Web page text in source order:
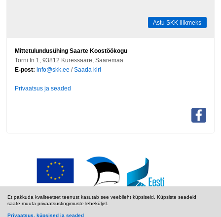
Et pakkuda kvaliteetset teenust kasutab see veebileht küpsiseid. Küpsiste seadeid
saate muuta privaatsustingimuste leheküljel.
Privaatsus, küpsised ja seaded
Astu SKK liikmeks
Mittetulundusühing Saarte Koostöökogu
Torni tn 1, 93812 Kuressaare, Saaremaa
E-post: info@skk.ee /Saada kiri
Privaatsus ja seaded